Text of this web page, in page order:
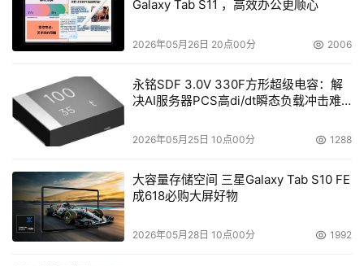
一个存储系统中。SANtricity软件的集中式管理和可到处运
行的图形用户接口(GUI)使用户可以在网络上的任何地点，
任何系统上管理所有OEM品牌存储系统- 不论是主机还是客
户机平台。
Engenio 6498存储系统可以通过OEM合作伙伴提供，并
将在11月12-18日，华盛顿州西雅图华盛顿州会贸中心举行
的“SuperComputing 2005”上展出。以下联盟伙伴的展台
将有Engenio 6498系统的演示：Cisco、Mellanox、
Silverstorm以及Voltaire。
Galaxy Tab S11 ，高效办公更顺心
2026年05月26日 20点00分 2006
永铭SDF 3.0V 330F方形超级电容：解
决AI服务器PCS高di/dt瞬态负载冲击难
2026年05月25日 10点00分 1288
大容量存储空间 三星Galaxy Tab S10 FE
成618必购大屏好物
2026年05月28日 10点00分 1992